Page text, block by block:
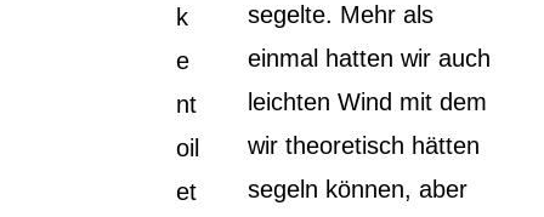
k
e
nt
oil
et
segelte. Mehr als
einmal hatten wir auch
leichten Wind mit dem
wir theoretisch hätten
segeln können, aber